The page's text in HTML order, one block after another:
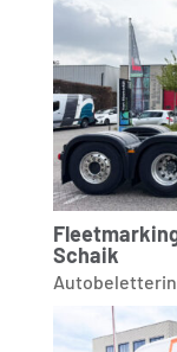
Schaik